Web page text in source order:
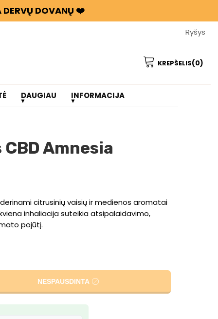
DERVŲ DOVANŲ ❤️
Ryšys
KREPŠELIS(0)
DAUGIAU INFORMACIJA
Amnesia
citrusinių vaisių ir medienos aromatai
inhaliacija suteikia atsipalaidavimo,
pojūtį.
NESPAUSDINTA